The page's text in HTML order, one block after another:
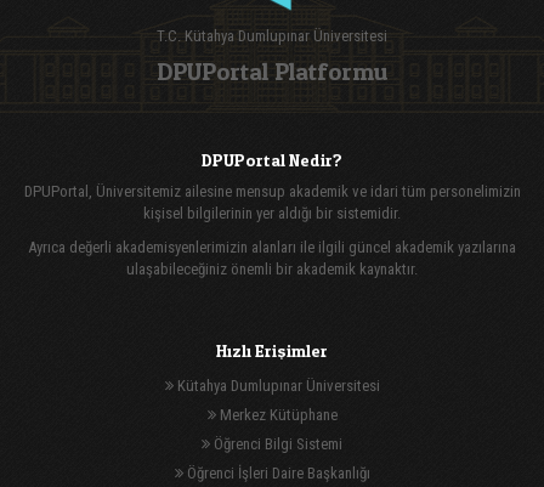
T.C. Kütahya Dumlupınar Üniversitesi
DPUPortal Platformu
DPUPortal Nedir?
DPUPortal, Üniversitemiz ailesine mensup akademik ve idari tüm personelimizin
kişisel bilgilerinin yer aldığı bir sistemidir.
Ayrıca değerli akademisyenlerimizin alanları ile ilgili güncel akademik yazılarına
ulaşabileceğiniz önemli bir akademik kaynaktır.
Hızlı Erişimler
Kütahya Dumlupınar Üniversitesi
Merkez Kütüphane
Öğrenci Bilgi Sistemi
Öğrenci İşleri Daire Başkanlığı